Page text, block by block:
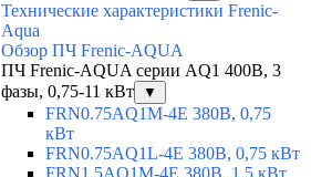
Технические характеристики Frenic-
Aqua
Обзор ПЧ Frenic-AQUA
ПЧ Frenic-AQUA серии AQ1 400В, 3
фазы, 0,75-11 кВт
▼
FRN0.75AQ1M-4E 380В, 0,75
кВт
FRN0.75AQ1L-4E 380В, 0,75 кВт